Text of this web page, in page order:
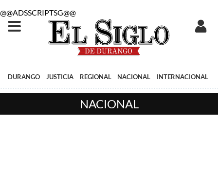
@@ADSSCRIPTSG@@
DURANGO JUSTICIA REGIONAL NACIONAL INTERNACIONAL
NACIONAL